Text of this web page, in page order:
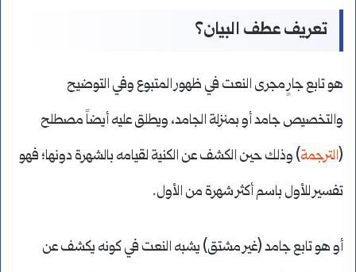
تعريف عطف البيان؟
هو تابع جارٍ مجرى النعت في ظهور المتبوع وفي التوضيح
والتخصيص جامد أو بمنزلة الجامد، ويطلق عليه أيضاً مصطلح
(الترجمة) وذلك حين الكشف عن الكنية لقيامه بالشهرة دونها؛ فهو
تفسير للأول باسم أكثر شهرة من الأول.
أو هو تابع جامد (غير مشتق) يشبه النعت في كونه يكشف عن